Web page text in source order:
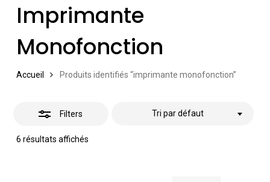
Imprimante
Monofonction
Accueil Produits identifiés “imprimante monofonction”
Filters
6 résultats affichés
Tri par défaut